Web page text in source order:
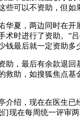
些可以不资助，但
华夏，两边同时在
术时进行了资助。”
钱最后就一定资助
助，最后有余款退
救助，如搜狐焦点
介绍，现在在医生
现在每周统一评审